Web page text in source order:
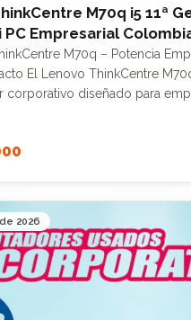
M70q i5 11ª
PC Empresarial
M70q – Potencia
Tiny es un
corporativo diseñado para
mini PC ofrece potencia
Intel Core i5 11ª
16GB 🔹 Almacenamiento:
(ultra compacto 1L) 🔹
USB, DisplayPort,
para espacios
Bajo consumo energético ✅
2026